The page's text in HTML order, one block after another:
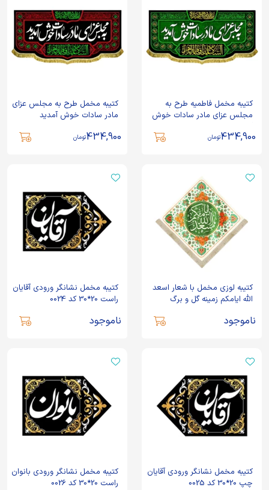
کتیبه مخمل فاطمیه طرح به
مجلس عزای مادر سادات خوش
434,900تومان
کتیبه مخمل طرح به مجلس عزای
مادر سادات خوش آمدید
434,900تومان
کتیبه لوزی مخمل با شعار اسعد
الله ایامکم زمینه گل و برگ
ناموجود
کتیبه مخمل نشانگر ورودی آقایان
راست 20*30 کد 0024
ناموجود
کتیبه مخمل نشانگر ورودی آقایان
چپ 20*30 کد 0025
کتیبه مخمل نشانگر ورودی بانوان
راست 20*30 کد 0026